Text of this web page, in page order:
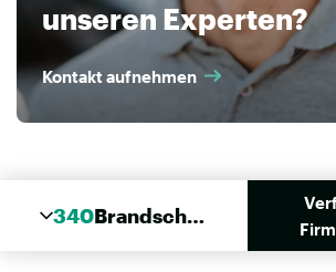
unseren Experten?
Kontakt aufnehmen
340Brandschut